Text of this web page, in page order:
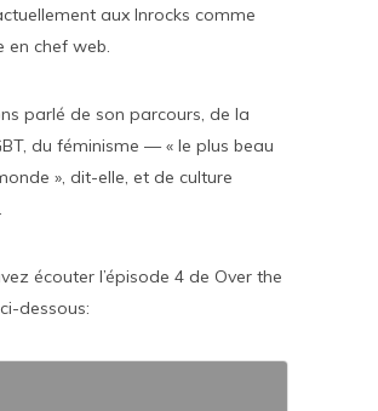
aux Inrocks comme
en chef web.
parlé de son parcours, de la
du féminisme — « le plus beau
», dit-elle, et de culture
écouter l’épisode 4 de Over the
dessous: